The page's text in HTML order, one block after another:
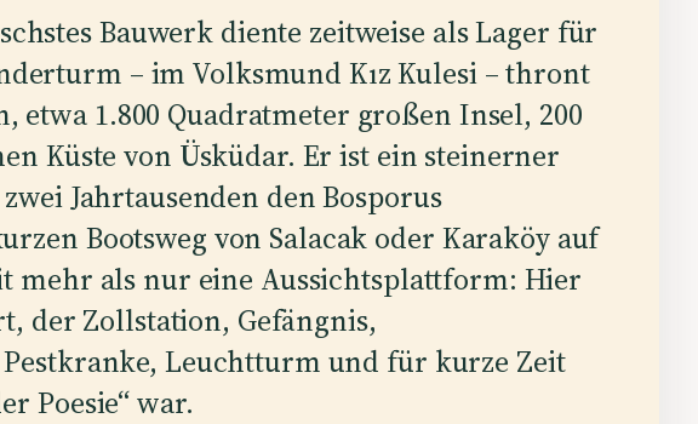
Bauwerk diente zeitweise als Lager für
– im Volksmund Kız Kulesi – thront
etwa 1.800 Quadratmeter großen Insel, 200
Küste von Üsküdar. Er ist ein steinerner
Jahrtausenden den Bosporus
Bootsweg von Salacak oder Karaköy auf
mehr als nur eine Aussichtsplattform: Hier
der Zollstation, Gefängnis,
Leuchtturm und für kurze Zeit
Poesie“ war.